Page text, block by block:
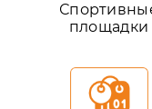
площадки